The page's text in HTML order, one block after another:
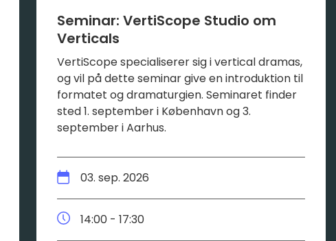
Seminar: VertiScope Studio om
Verticals
VertiScope specialiserer sig i vertical dramas,
og vil på dette seminar give en introduktion til
formatet og dramaturgien. Seminaret finder
sted 1. september i København og 3.
september i Aarhus.
03. sep. 2026
14:00 - 17:30